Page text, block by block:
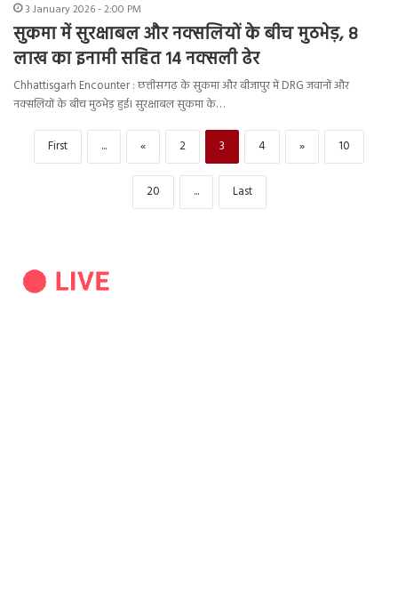
3 January 2026 - 2:00 PM
सुकमा में सुरक्षाबल और नक्सलियों के बीच मुठभेड़, 8
लाख का इनामी सहित 14 नक्सली ढेर
Chhattisgarh Encounter : छत्तीसगढ़ के सुकमा और बीजापुर में DRG जवानों और
नक्सलियों के बीच मुठभेड़ हुई। सुरक्षाबल सुकमा के…
First ... « 2 3 4 » 10
20 ... Last